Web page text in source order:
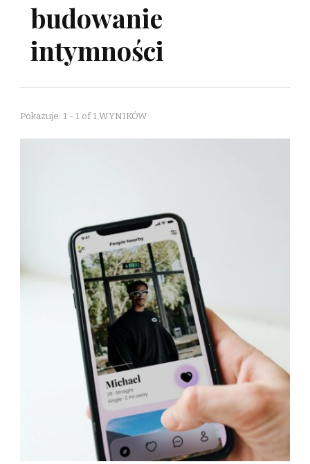
budowanie
intymności
Pokazuje: 1 - 1 of 1 WYNIKÓW